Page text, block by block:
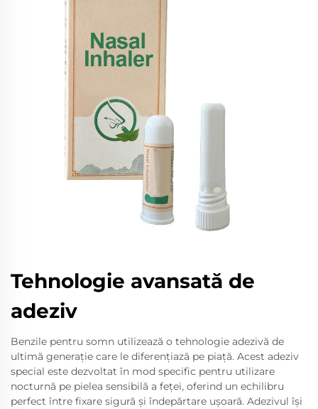
Tehnologie avansată de
adeziv
Benzile pentru somn utilizează o tehnologie adezivă de
ultimă generație care le diferențiază pe piață. Acest adeziv
special este dezvoltat în mod specific pentru utilizare
nocturnă pe pielea sensibilă a feței, oferind un echilibru
perfect între fixare sigură și îndepărtare ușoară. Adezivul își